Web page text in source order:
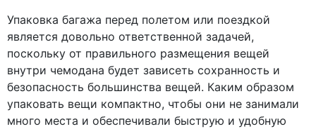
Упаковка багажа перед полетом или поездкой
является довольно ответственной задачей,
поскольку от правильного размещения вещей
внутри чемодана будет зависеть сохранность и
безопасность большинства вещей. Каким образом
упаковать вещи компактно, чтобы они не занимали
много места и обеспечивали быструю и удобную